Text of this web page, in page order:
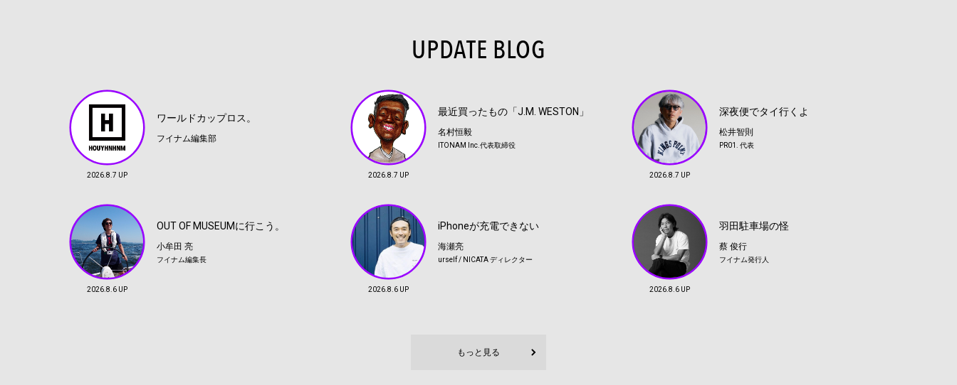
UPDATE BLOG
2026.8.7 UP
ワールドカップロス。
フイナム編集部
2026.8.7 UP
最近買ったもの「J.M. WESTON」
名村恒毅
ITONAM Inc.代表取締役
2026.8.7 UP
深夜便でタイ行くよ
松井智則
PR01. 代表
2026.8.6 UP
OUT OF MUSEUMに行こう。
小牟田 亮
フイナム編集長
2026.8.6 UP
iPhoneが充電できない
海瀬亮
urself / NICATA ディレクター
2026.8.6 UP
羽田駐車場の怪
蔡 俊行
フイナム発行人
もっと見る